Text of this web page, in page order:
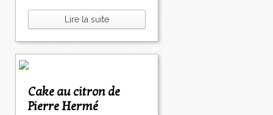
Lire la suite
Cake au citron de
Pierre Hermé